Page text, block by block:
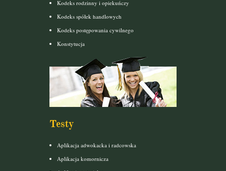
Kodeks rodzinny i opiekuńczy
Kodeks spółek handlowych
Kodeks postępowania cywilnego
Konstytucja
Testy
Aplikacja adwokacka i radcowska
Aplikacja komornicza